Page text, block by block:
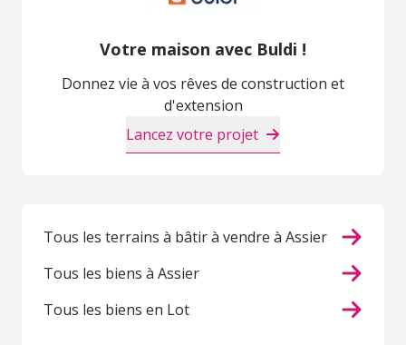
Votre maison avec Buldi !
Donnez vie à vos rêves de construction et
d'extension
Lancez votre projet
Tous les terrains à bâtir à vendre à Assier
Tous les biens à Assier
Tous les biens en Lot